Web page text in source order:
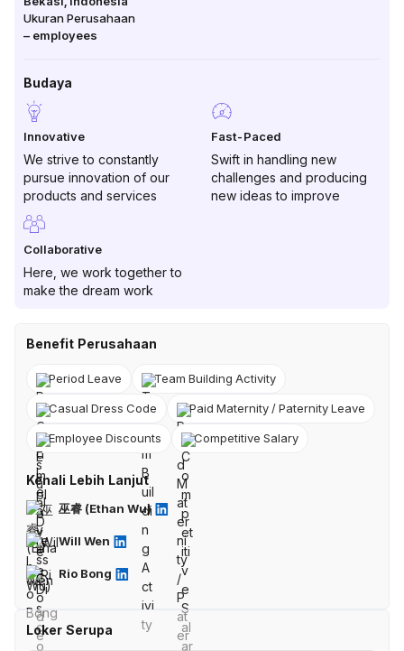
Ukuran Perusahaan
– employees
Budaya
Innovative
We strive to constantly
pursue innovation of our
products and services
Fast-Paced
Swift in handling new
challenges and producing
new ideas to improve
Collaborative
Here, we work together to
make the dream work
Benefit Perusahaan
Period Leave Team Building Activity
Casual Dress Code Paid Maternity / Paternity Leave
Employee Discounts Competitive Salary
Kenali Lebih Lanjut
巫睿 (Ethan Wu)
Will Wen
Rio Bong
Loker Serupa